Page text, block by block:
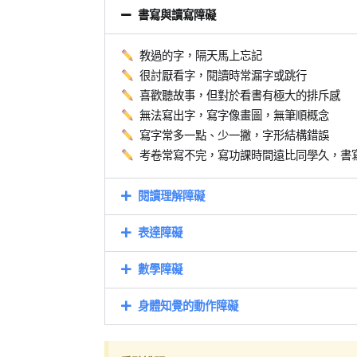
書寫與讀寫障礙
教過的字，隔天馬上忘記
很討厭看字，閱讀時常漏字或跳行
喜歡聽故事，但對於看書有極大的排斥感
無法寫出字，寫字像畫圖，無筆順概念
寫字常多一點、少一撇，字形結構錯誤
考卷常寫不完，寫功課時間遠比同學久，書
閱讀理解障礙
表達障礙
數學障礙
身體知覺的動作障礙